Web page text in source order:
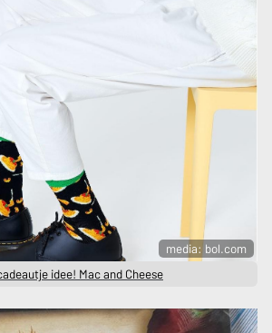
media: bol.com
idee! Mac and Cheese